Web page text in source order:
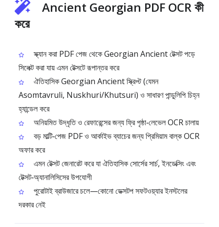
Ancient Georgian PDF OCR কী
করে
স্ক্যান করা PDF পেজ থেকে Georgian Ancient টেক্সট পড়ে
সিলেক্ট করা যায় এমন টেক্সটে রূপান্তর করে
ঐতিহাসিক Georgian Ancient স্ক্রিপ্ট (যেমন
Asomtavruli, Nuskhuri/Khutsuri) ও সাধারণ পান্ডুলিপি চিহ্ন
হ্যান্ডেল করে
অনিয়মিত উদ্ধৃতি ও রেফারেন্সের জন্য ফ্রি পৃষ্ঠা‑লেভেল OCR চালায়
বড় মাল্টি‑পেজ PDF ও আর্কাইভ ব্যাচের জন্য প্রিমিয়াম বাল্ক OCR
অফার করে
এমন টেক্সট জেনারেট করে যা ঐতিহাসিক সোর্সের সার্চ, ইনডেক্সিং এবং
টেক্সট‑অ্যানালিসিসের উপযোগী
পুরোটাই ব্রাউজারে চলে—কোনো ডেক্সটপ সফটওয়্যার ইনস্টলের
দরকার নেই